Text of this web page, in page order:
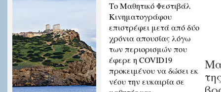
Tο Μαθητικό Φεστιβάλ
Κινηματογράφου
επιστρέφει μετά από δύο
χρόνια απουσίας λόγω
των περιορισμών που
έφερε η COVID19
προκειμένου να δώσει εκ
νέου την ευκαιρία σε